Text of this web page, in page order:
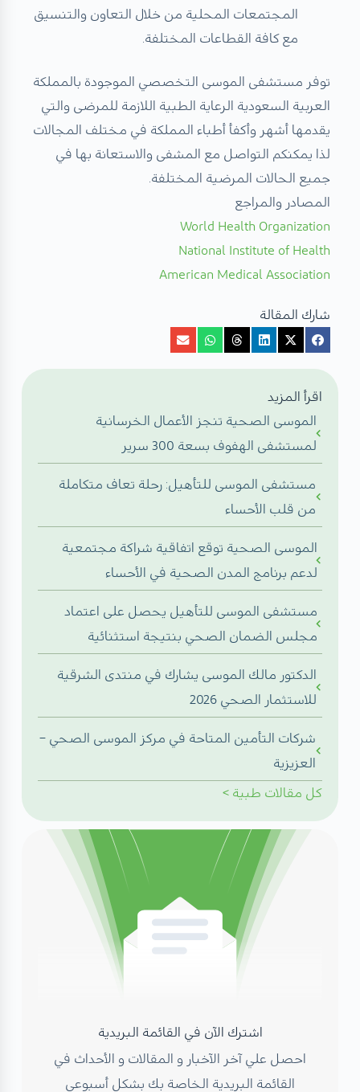
المجتمعات المحلية من خلال التعاون والتنسيق
مع كافة القطاعات المختلفة.
توفر مستشفى الموسى التخصصي الموجودة بالمملكة
العربية السعودية الرعاية الطبية اللازمة للمرضى والتي
يقدمها أشهر وأكفأ أطباء المملكة في مختلف المجالات
لذا يمكنكم التواصل مع المشفى والاستعانة بها في
جميع الحالات المرضية المختلفة.
المصادر والمراجع
World Health Organization
National Institute of Health
American Medical Association
شارك المقالة
اقرأ المزيد
الموسى الصحية تنجز الأعمال الخرسانية
لمستشفى الهفوف بسعة 300 سرير
مستشفى الموسى للتأهيل: رحلة تعاف متكاملة
من قلب الأحساء
الموسى الصحية توقع اتفاقية شراكة مجتمعية
لدعم برنامج المدن الصحية في الأحساء
مستشفى الموسى للتأهيل يحصل على اعتماد
مجلس الضمان الصحي بنتيجة استثنائية
الدكتور مالك الموسى يشارك في منتدى الشرقية
للاستثمار الصحي 2026
شركات التأمين المتاحة في مركز الموسى الصحي –
العزيزية
كل مقالات طبية >
اشترك الآن في القائمة البريدية
احصل علي آخر الآخبار و المقالات و الأحداث في
القائمة البريدية الخاصة بك بشكل أسبوعي